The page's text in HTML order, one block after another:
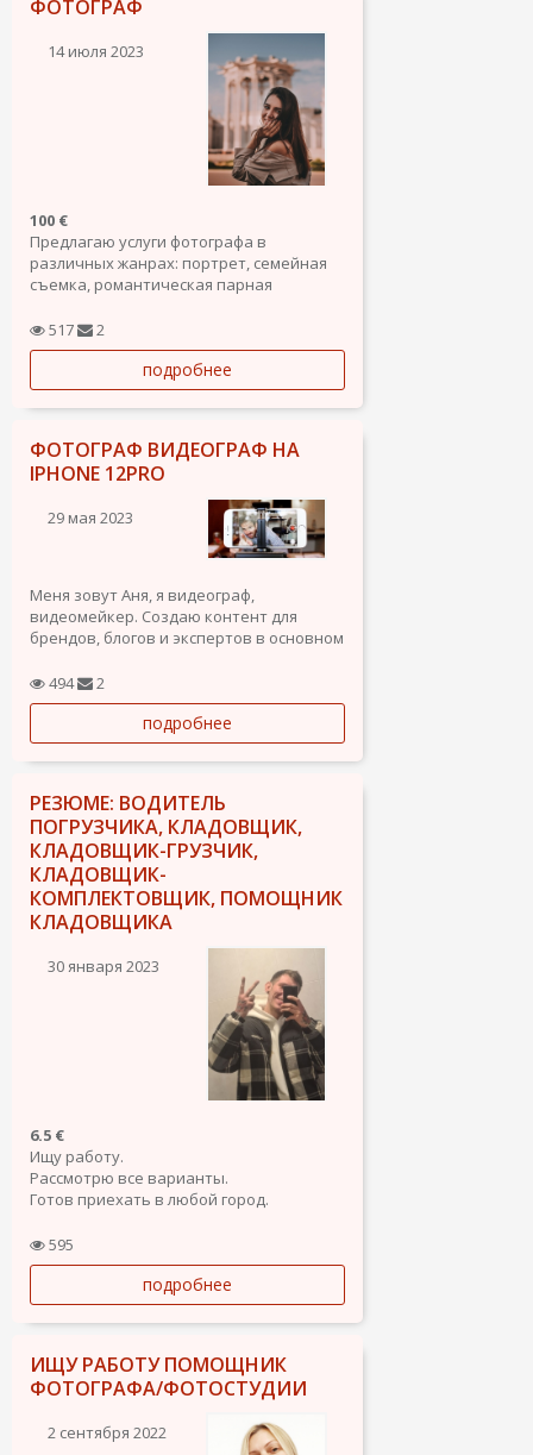
ФОТОГРАФ
14 июля 2023
100 €
Предлагаю услуги фотографа в
различных жанрах: портрет, семейная
съемка, романтическая парная
фотосессия, каталожная и предметная
съемка для сайтов.
В пакет входит подбор локации, помощь
в подготовке образов, помощь в
позировании и...
517 2
подробнее
ФОТОГРАФ ВИДЕОГРАФ НА
IPHONE 12PRO
29 мая 2023
Меня зовут Аня, я видеограф,
видеомейкер. Создаю контент для
брендов, блогов и экспертов в основном
Прошла обучения у крутых ребят по
мобильной сьемке и монтажу и снимаю
на iPhone 12Pro.
Основная специализация это видео, но
также устраиваю...
494 2
подробнее
РЕЗЮМЕ: ВОДИТЕЛЬ
ПОГРУЗЧИКА, КЛАДОВЩИК,
КЛАДОВЩИК-ГРУЗЧИК,
КЛАДОВЩИК-
КОМПЛЕКТОВЩИК, ПОМОЩНИК
КЛАДОВЩИКА
30 января 2023
6.5 €
Ищу работу.
Рассмотрю все варианты.
Готов приехать в любой город.
Пмж Евросоюза.
Права кат В.
595
подробнее
ИЩУ РАБОТУ ПОМОЩНИК
ФОТОГРАФА/ФОТОСТУДИИ
2 сентября 2022